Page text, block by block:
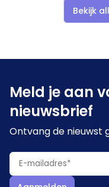
Bekijk
Meld je aan
nieuwsbrief
Ontvang de nieuwst